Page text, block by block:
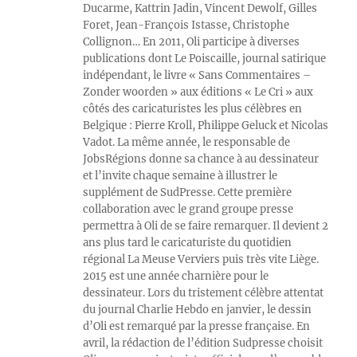
Ducarme, Kattrin Jadin, Vincent Dewolf, Gilles
Foret, Jean-François Istasse, Christophe
Collignon… En 2011, Oli participe à diverses
publications dont Le Poiscaille, journal satirique
indépendant, le livre « Sans Commentaires –
Zonder woorden » aux éditions « Le Cri » aux
côtés des caricaturistes les plus célèbres en
Belgique : Pierre Kroll, Philippe Geluck et Nicolas
Vadot. La même année, le responsable de
JobsRégions donne sa chance à au dessinateur
et l’invite chaque semaine à illustrer le
supplément de SudPresse. Cette première
collaboration avec le grand groupe presse
permettra à Oli de se faire remarquer. Il devient 2
ans plus tard le caricaturiste du quotidien
régional La Meuse Verviers puis très vite Liège.
2015 est une année charnière pour le
dessinateur. Lors du tristement célèbre attentat
du journal Charlie Hebdo en janvier, le dessin
d’Oli est remarqué par la presse française. En
avril, la rédaction de l’édition Sudpresse choisit